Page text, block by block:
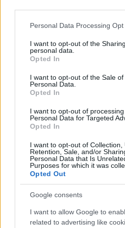
Please note that this website/app
not limited to your visit or usage
grant or deny consent to Google
use your data for below specified
consent section.
Personal Data Processing
I want to opt-out of the
personal data.
Opted In
I want to opt-out of the Sale of
Personal Data.
Opted In
I want to opt-out of
Personal Data for Targeted
Opted In
I want to opt-out of Collection,
Retention, Sale, and/or
Personal Data that Is
Purposes for which it was
Opted Out
Google consents
I want to allow Google to
related to advertising like
Σχόλια
Αν τα χάσατε
Άση Μπήλιου για Γιώργο
Μαζωνάκη: Είχαμε
συνεργαστεί στην πρώτη
δισκογραφική εταιρεία του